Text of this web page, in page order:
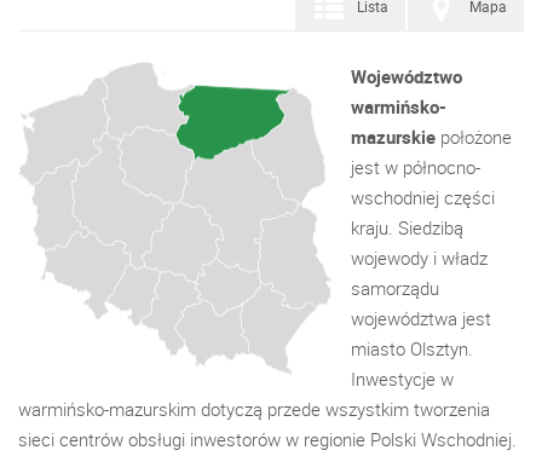
Mapa
Lista
Województwo
warmińsko-
mazurskie położone
jest w północno-
wschodniej części
kraju. Siedzibą
wojewody i władz
samorządu
województwa jest
miasto Olsztyn.
Inwestycje w
warmińsko-mazurskim dotyczą przede wszystkim tworzenia
sieci centrów obsługi inwestorów w regionie Polski Wschodniej.